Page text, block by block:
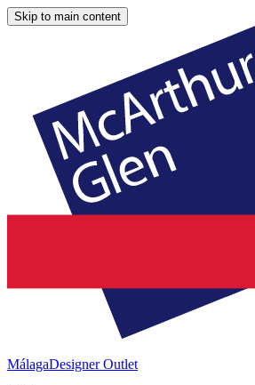
Skip to main content
MálagaDesigner Outlet